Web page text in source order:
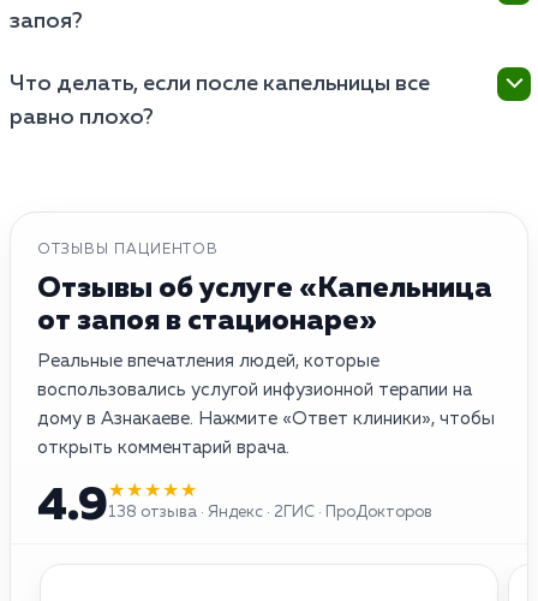
восстанавливается быстрее всего, а риск развития
спиртного ударит по организму в несколько раз
мгновенному срыву сердца или тяжелейшему
алкогольному психозу.
запоя?
внутривенные вливания и искусственная стимуляция
работы почек создают огромную нагрузку на
Что делать, если после капельницы все
равно плохо?
галлюцинации, нужно срочно звонить лечащему
врачу — возможно, доза была недостаточной и
требуется повторная процедура или
госпитализация в стационар.
ОТЗЫВЫ ПАЦИЕНТОВ
Отзывы об услуге «Капельница
от запоя в стационаре»
Реальные впечатления людей, которые
воспользовались услугой инфузионной терапии на
дому в Азнакаеве. Нажмите «Ответ клиники», чтобы
открыть комментарий врача.
4.9★★★★★
138 отзыва · Яндекс · 2ГИС · ПроДокторов